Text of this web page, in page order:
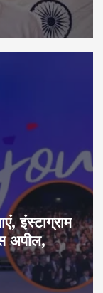
इंस्टाग्राम
अपील,